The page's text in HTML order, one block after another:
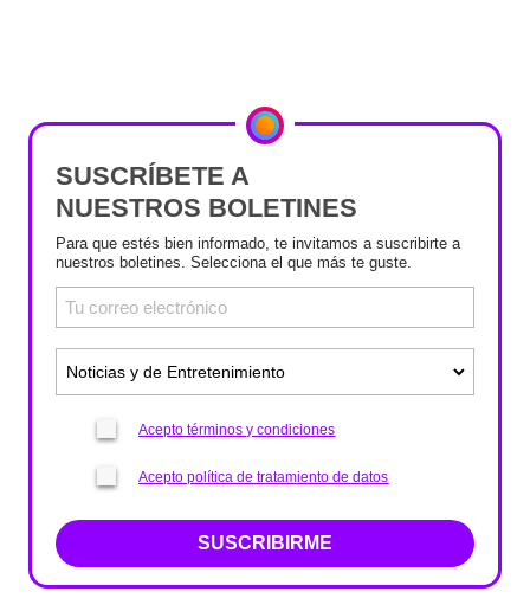
SUSCRÍBETE A
NUESTROS BOLETINES
Para que estés bien informado, te invitamos a suscribirte a
nuestros boletines. Selecciona el que más te guste.
Acepto términos y condiciones
Acepto política de tratamiento de datos
SUSCRIBIRME